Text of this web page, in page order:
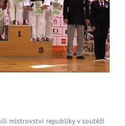
mistrovství republiky v soutěži